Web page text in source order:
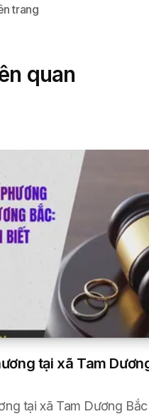
trang
quan
tại xã Tam
tại xã Tam Dương